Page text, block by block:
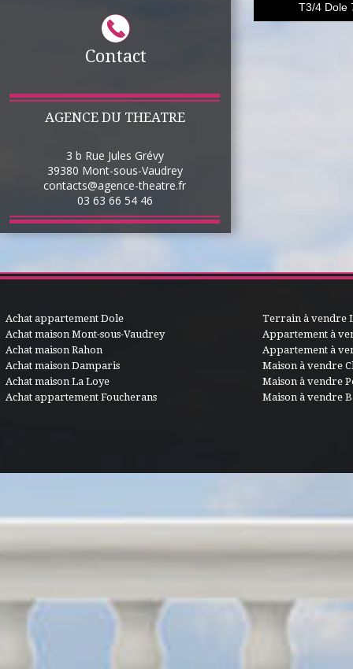
Contact
AGENCE DU THEATRE
3 b Rue Jules Grévy
39380 Mont-sous-Vaudrey
contacts@agence-theatre.fr
03 63 66 54 46
T3/4 Dole
Achat appartement Dole
Achat maison Mont-sous-Vaudrey
Achat maison Rahon
Achat maison Damparis
Achat maison La Loye
Achat appartement Foucherans
Terrain à vendre
Appartement à
Appartement à
Maison à vendre
Maison à vendre
Maison à vendre